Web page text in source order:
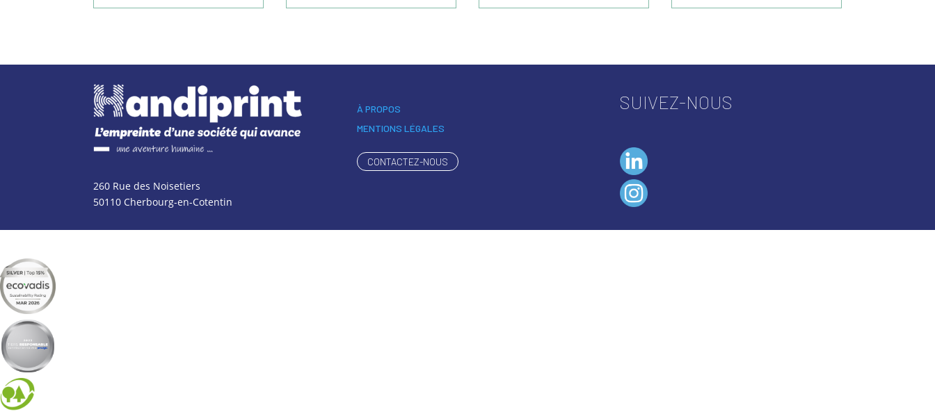
260 Rue des Noisetiers
50110 Cherbourg-en-Cotentin
À PROPOS
MENTIONS LÉGALES
CONTACTEZ-NOUS
SUIVEZ-NOUS